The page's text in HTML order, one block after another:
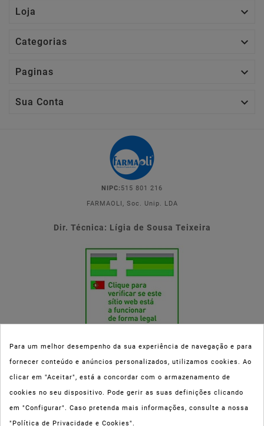
Loja 
Categorias 
Paginas 
Sua Conta 
NIPC: 515 801 216
FARMAOLI, Soc. Unip. LDA
Dir. Técnica: Lígia de Sousa Teixeira
Esta parafarmácia (Farmaoli) encontra-se autorizada pelo INFARMED
(registo nº 00078/2020) para a dispensa de Medicamentos Não
Sujeitos a Receita Médica (MNSRM) e produtos de saúde e bem-estar
ao domicílio e através da internet. Os Medicamentos Não Sujeitos a
Para um melhor desempenho da sua experiência de navegação e para
fornecer conteúdo e anúncios personalizados, utilizamos cookies. Ao
clicar em "Aceitar", está a concordar com o armazenamento de
cookies no seu dispositivo. Pode gerir as suas definições clicando
em "Configurar". Caso pretenda mais informações, consulte a nossa
"Política de Privacidade e Cookies".